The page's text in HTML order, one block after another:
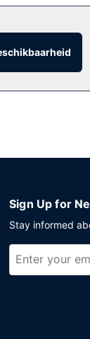
en profiteer van
Sign Up for
Stay informed